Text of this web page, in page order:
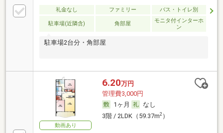
礼金なし ファミリー バス・トイレ別
駐車場(近隣含) 角部屋
モニタ付インターホ
ン
駐車場2台分・角部屋
動画あり
6.20万円
管理費3,000円
1ヶ月
なし
3階 / 2LDK（59.37m2）